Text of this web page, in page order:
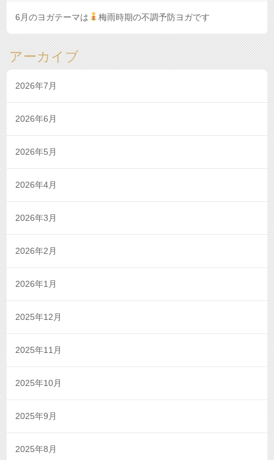
6月のヨガテーマは 梅雨時期の不調予防ヨガです
アーカイブ
2026年7月
2026年6月
2026年5月
2026年4月
2026年3月
2026年2月
2026年1月
2025年12月
2025年11月
2025年10月
2025年9月
2025年8月